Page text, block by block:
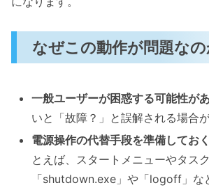
なぜこの動作が問題なの
一般ユーザーが困惑する可能性が
いと「故障？」と誤解される場合が
電源操作の代替手段を準備してお
とえば、スタートメニューやタス
「shutdown.exe」や「logoff」な